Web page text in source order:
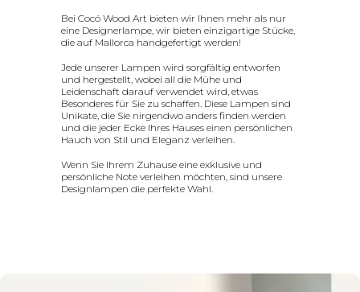
Bei Cocó Wood Art bieten wir Ihnen mehr als nur
eine Designerlampe, wir bieten einzigartige Stücke,
die auf Mallorca handgefertigt werden!
Jede unserer Lampen wird sorgfältig entworfen
und hergestellt, wobei all die Mühe und
Leidenschaft darauf verwendet wird, etwas
Besonderes für Sie zu schaffen. Diese Lampen sind
Unikate, die Sie nirgendwo anders finden werden
und die jeder Ecke Ihres Hauses einen persönlichen
Hauch von Stil und Eleganz verleihen.
Wenn Sie Ihrem Zuhause eine exklusive und
persönliche Note verleihen möchten, sind unsere
Designlampen die perfekte Wahl.